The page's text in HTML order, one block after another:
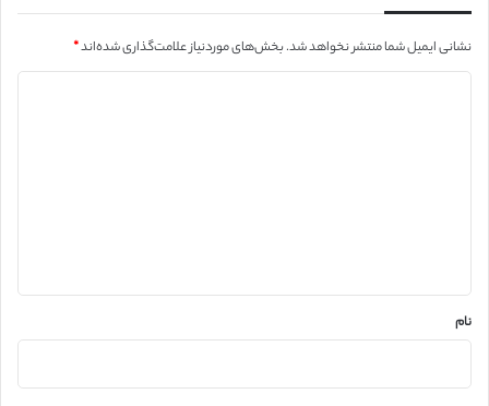
نشانی ایمیل شما منتشر نخواهد شد.بخش‌های موردنیاز علامت‌گذاری شده‌اند*
نام